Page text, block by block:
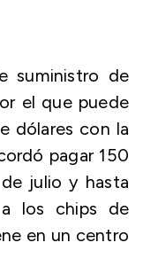
suministro de
el que puede
dólares con la
pagar 150
julio y hasta
los chips de
en un centro